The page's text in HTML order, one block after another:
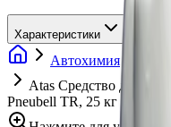
Характеристики
Автохимия
Atas Средство для
Pneubell TR, 25 кг